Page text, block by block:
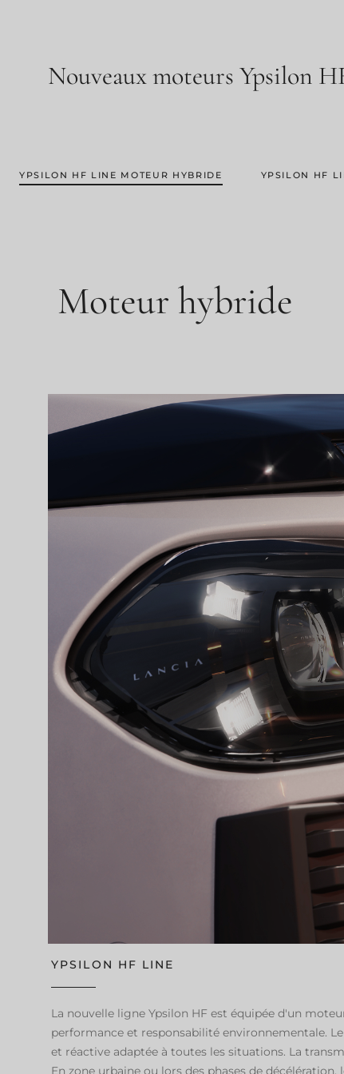
Nouveaux moteurs Ypsilon
YPSILON HF LINE MOTEUR HYBRIDE YPSILON HF
Moteur hybride
YPSILON HF LINE
La nouvelle ligne Ypsilon HF est équipée d'un
performance et responsabilité environnementale.
et réactive adaptée à toutes les situations. La
En zone urbaine ou lors des phases de